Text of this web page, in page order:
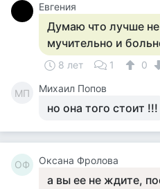
Евгения
Думаю что лучше не
мучительно и
8 лет 1 0
МП Михаил Попов
но она того стоит !!!
ОФ Оксана Фролова
а вы ее не ждите,